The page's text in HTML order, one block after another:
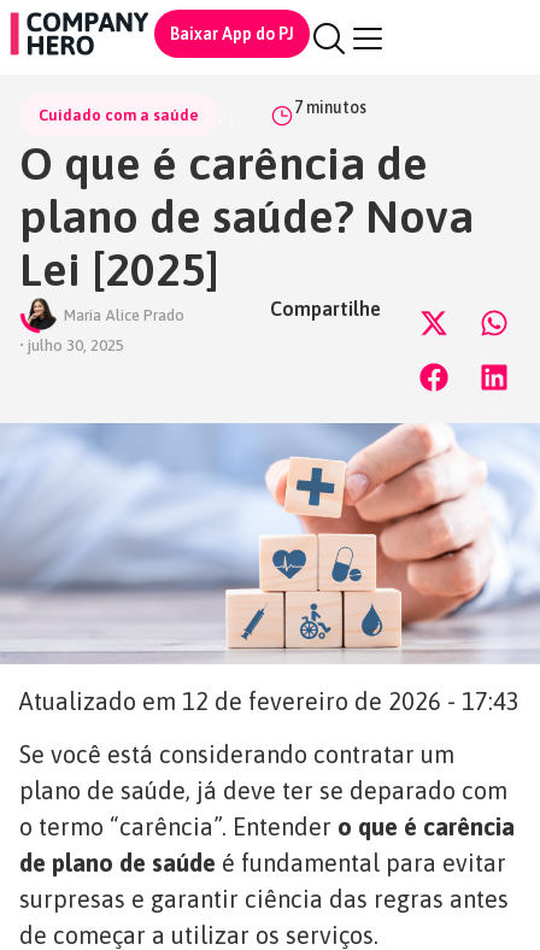
Baixar App do PJ
Cuidado com a saúde 7 minutos
O que é carência de
plano de saúde? Nova
Lei [2025]
Maria Alice Prado
• julho 30, 2025
Compartilhe
Atualizado em 12 de fevereiro de 2026 - 17:43
Se você está considerando contratar um
plano de saúde, já deve ter se deparado com
o termo “carência”. Entender o que é carência
de plano de saúde é fundamental para evitar
surpresas e garantir ciência das regras antes
de começar a utilizar os serviços.